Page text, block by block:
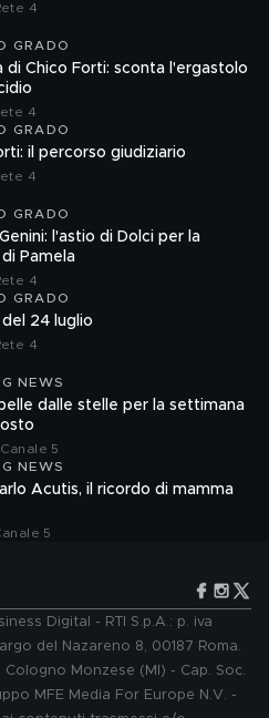
4
GRADO
di Chico Forti: sconta l'ergastolo
4
GRADO
il percorso giudiziario
4
GRADO
l'astio di Dolci per la
Pamela
4
GRADO
24 luglio
4
NEWS
dalle stelle per la settimana
5
NEWS
Acutis, il ricordo di mamma
5
Digital - RTI S.p.A.: p. iva
del Nazareno 8, 00187 Roma.
Monzese (MI) - Cap. Soc.
MFE Media For Europe N.V. -